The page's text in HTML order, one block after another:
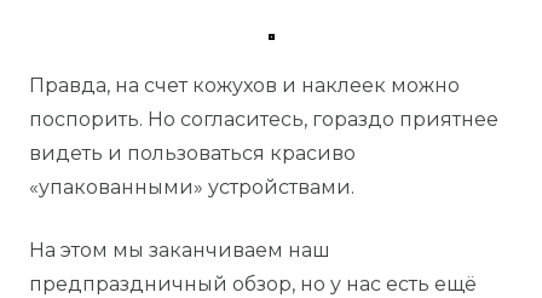
Правда, на счет кожухов и наклеек можно
поспорить. Но согласитесь, гораздо приятнее
видеть и пользоваться красиво
«упакованными» устройствами.
На этом мы заканчиваем наш
предпраздничный обзор, но у нас есть ещё